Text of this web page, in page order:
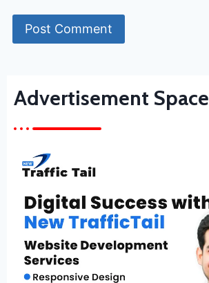
Advertisement Space